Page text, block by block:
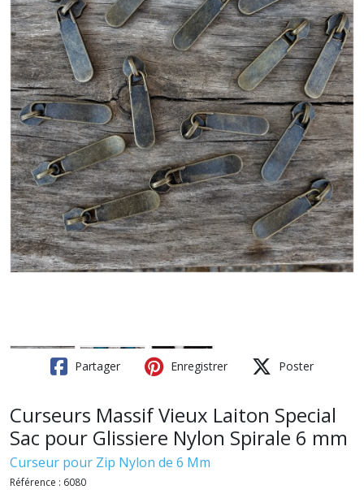
Partager Enregistrer Poster
Curseurs Massif Vieux Laiton Special
Sac pour Glissiere Nylon Spirale 6 mm
Curseur pour Zip Nylon de 6 Mm
Référence : 6080